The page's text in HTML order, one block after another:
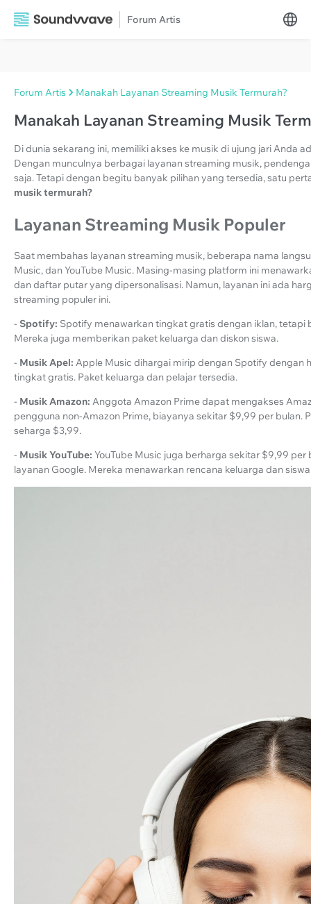
Forum Artis
Forum Artis Manakah Layanan Streaming Musik Termurah?
Manakah Layanan Streaming Musik
Di dunia sekarang ini, memiliki akses ke musik di ujung jari Anda
Dengan munculnya berbagai layanan streaming musik,
saja. Tetapi dengan begitu banyak pilihan yang tersedia, satu
musik termurah?
Layanan Streaming Musik Populer
Saat membahas layanan streaming musik, beberapa nama
Music, dan YouTube Music. Masing-masing platform ini
dan daftar putar yang dipersonalisasi. Namun, layanan ini ada
streaming populer ini.
- Spotify: Spotify menawarkan tingkat gratis dengan iklan,
Mereka juga memberikan paket keluarga dan diskon siswa.
- Musik Apel: Apple Music dihargai mirip dengan Spotify dengan
tingkat gratis. Paket keluarga dan pelajar tersedia.
- Musik Amazon: Anggota Amazon Prime dapat mengakses
pengguna non-Amazon Prime, biayanya sekitar $9,99 per
seharga $3,99.
- Musik YouTube: YouTube Music juga berharga sekitar $9,99
layanan Google. Mereka menawarkan rencana keluarga dan